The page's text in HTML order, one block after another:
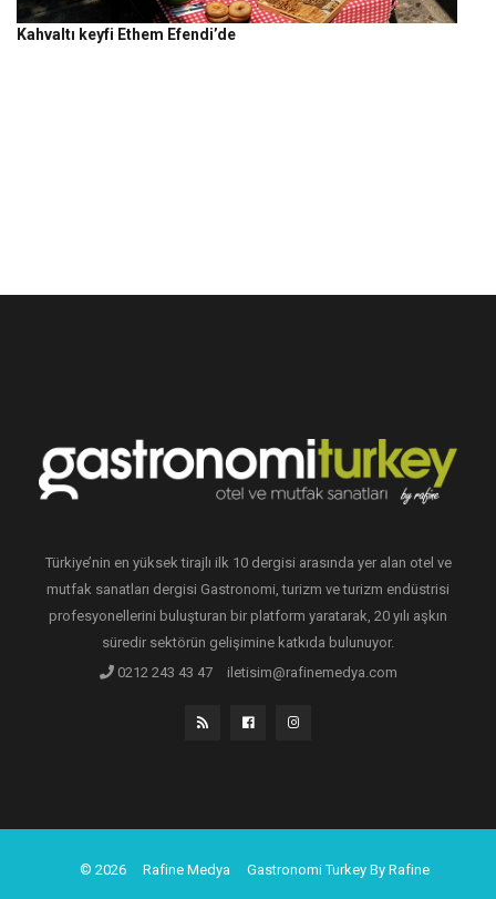
Kahvaltı keyfi Ethem Efendi’de
Türkiye’nin en yüksek tirajlı ilk 10 dergisi arasında yer alan otel ve
mutfak sanatları dergisi Gastronomi, turizm ve turizm endüstrisi
profesyonellerini buluşturan bir platform yaratarak, 20 yılı aşkın
süredir sektörün gelişimine katkıda bulunuyor.
0212 243 43 47
iletisim@rafinemedya.com
© 2026 Rafine Medya Gastronomi Turkey By Rafine